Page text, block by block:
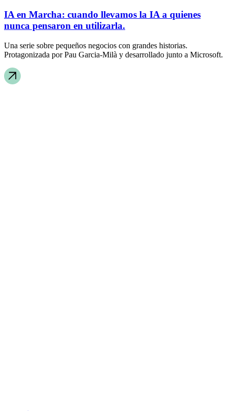
IA en Marcha: cuando llevamos la IA a quienes
nunca pensaron en utilizarla.
Una serie sobre pequeños negocios con grandes historias.
Protagonizada por Pau Garcia-Milà y desarrollado junto a Microsoft.